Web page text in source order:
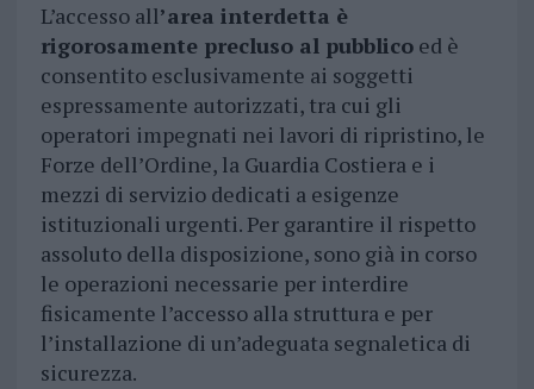
L’accesso all’area interdetta è
rigorosamente precluso al pubblicoed è
consentito esclusivamente ai soggetti
espressamente autorizzati, tra cui gli
operatori impegnati nei lavori di ripristino, le
Forze dell’Ordine, la Guardia Costiera e i
mezzi di servizio dedicati a esigenze
istituzionali urgenti. Per garantire il rispetto
assoluto della disposizione, sono già in corso
le operazioni necessarie per interdire
fisicamente l’accesso alla struttura e per
l’installazione di un’adeguata segnaletica di
sicurezza.